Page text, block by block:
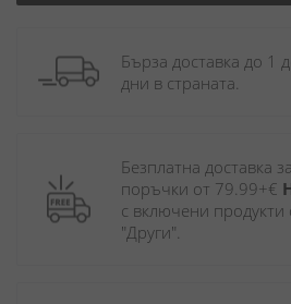
Бърза доставка до 1
дни в страната.
Безплатна доставка
поръчки от 79.99+€
с включени продукти
"Други".